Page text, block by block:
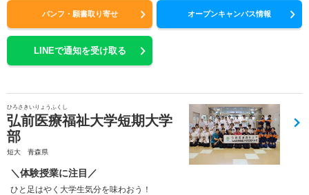
パンフ・願書取り寄せ オープンキャンパス情報
LINEで通知を受け取る
ひろさきいりょうふくし
弘前医療福祉大学短期大学
部
短大 青森県
＼体験授業に注目／
ひと足はやく大学生気分を味わおう！